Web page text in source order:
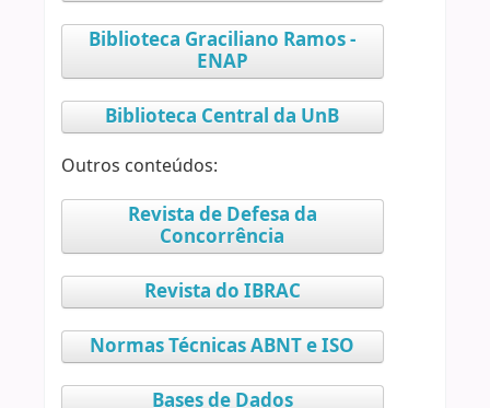
Biblioteca Graciliano Ramos -
ENAP
Biblioteca Central da UnB
Outros conteúdos:
Revista de Defesa da
Concorrência
Revista do IBRAC
Normas Técnicas ABNT e ISO
Bases de Dados